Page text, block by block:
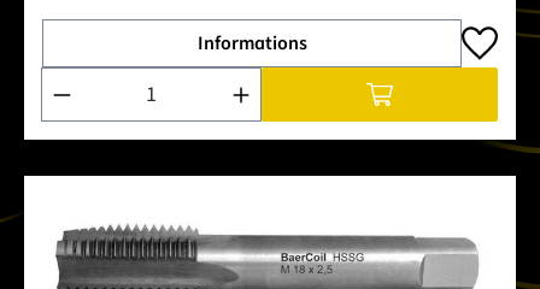
Informations
Quantité de produit : Entrez la quantité souhaitée ou